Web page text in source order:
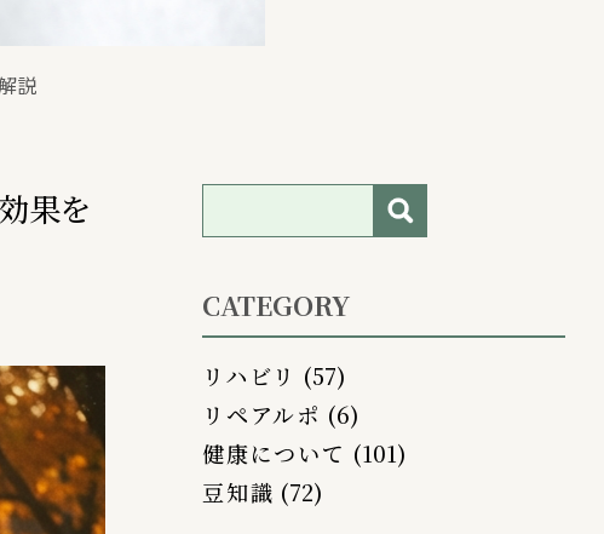
説
果を
CATEGORY
リハビリ (57)
リペアルポ (6)
健康について (101)
豆知識 (72)